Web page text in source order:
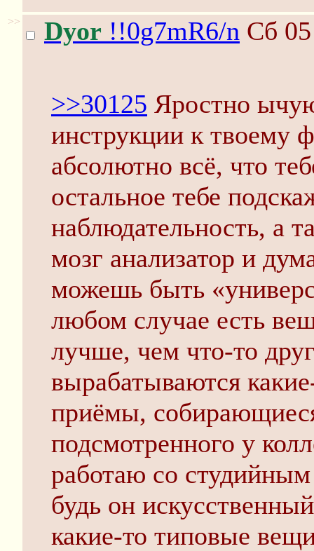
>> Dyor !!0g7mR6/n Сб
>>30125 Яростно
инструкции к твоему
абсолютно всё, что
остальное тебе
наблюдательность, а
мозг анализатор и
можешь быть
любом случае есть
лучше, чем что-то
вырабатываются
приёмы,
подсмотренного у
работаю со
будь он
какие-то типовые